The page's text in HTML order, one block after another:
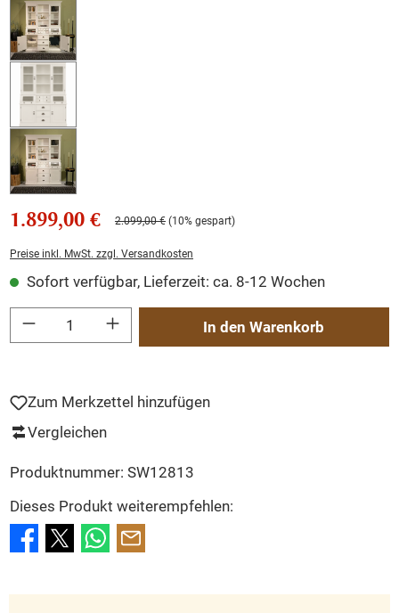
1.899,00 € 2.099,00 € (10% gespart)
Preise inkl. MwSt. zzgl. Versandkosten
Sofort verfügbar, Lieferzeit: ca. 8-12 Wochen
Produkt Anzahl: Gib den gewünschten Wert ein oder benutze die Schaltflächen
In den Warenkorb
Zum Merkzettel hinzufügen
Vergleichen
Produktnummer: SW12813
Dieses Produkt weiterempfehlen: